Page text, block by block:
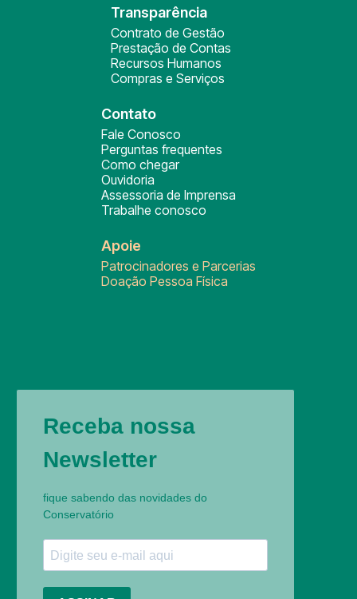
Transparência
Contrato de Gestão
Prestação de Contas
Recursos Humanos
Compras e Serviços
Contato
Fale Conosco
Perguntas frequentes
Como chegar
Ouvidoria
Assessoria de Imprensa
Trabalhe conosco
Apoie
Patrocinadores e Parcerias
Doação Pessoa Física